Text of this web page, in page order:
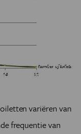
variëren van
frequentie van